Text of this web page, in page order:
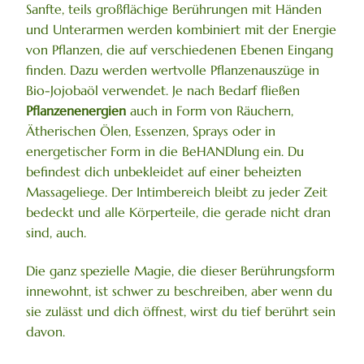
Sanfte, teils großflächige Berührungen mit Händen
und Unterarmen werden kombiniert mit der Energie
von Pflanzen, die auf verschiedenen Ebenen Eingang
finden. Dazu werden wertvolle Pflanzenauszüge in
Bio-Jojobaöl verwendet. Je nach Bedarf fließen
Pflanzenenergien auch in Form von Räuchern,
Ätherischen Ölen, Essenzen, Sprays oder in
energetischer Form in die BeHANDlung ein. Du
befindest dich unbekleidet auf einer beheizten
Massageliege. Der Intimbereich bleibt zu jeder Zeit
bedeckt und alle Körperteile, die gerade nicht dran
sind, auch.
Die ganz spezielle Magie, die dieser Berührungsform
innewohnt, ist schwer zu beschreiben, aber wenn du
sie zulässt und dich öffnest, wirst du tief berührt sein
davon.